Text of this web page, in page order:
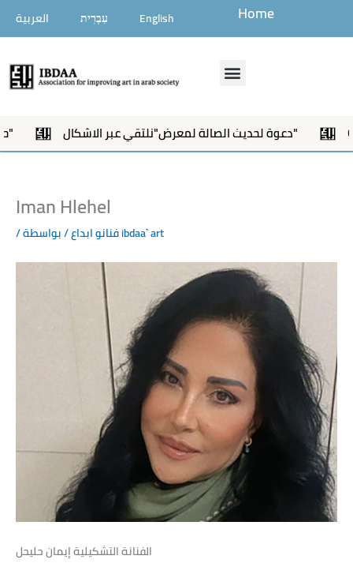
المحتوى
العربية עִבְרִית English Home
Menu
دعوة لحديث الصالة لمعرض"نلتقي عبر الاشكال"
Iman Hlehel
/ فنانو ابداعibdaa` art
الفنانةالتشكيليةإيمانحليحل